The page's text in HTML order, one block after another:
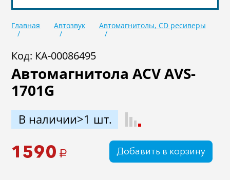
Главная Автозвук Автомагнитолы, CD ресиверы
Код: КА-00086495
Автомагнитола ACV AVS-
1701G
В наличии>1 шт.
1590 a Добавить в корзину